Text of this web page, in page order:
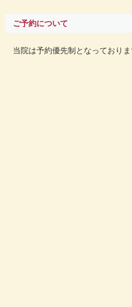
ご予約について
当院は予約優先制となっておりま